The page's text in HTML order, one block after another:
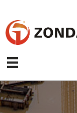
contenido